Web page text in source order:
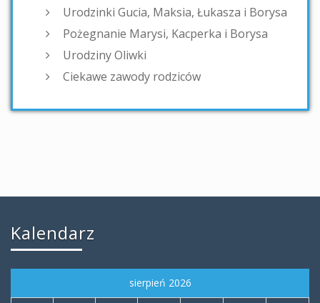
Urodzinki Gucia, Maksia, Łukasza i Borysa
Pożegnanie Marysi, Kacperka i Borysa
Urodziny Oliwki
Ciekawe zawody rodziców
Kalendarz
sierpień 2026